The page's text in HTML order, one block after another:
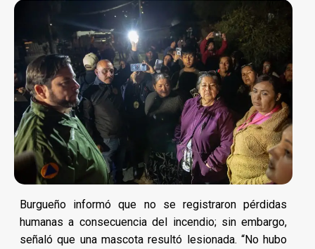
Burgueño informó que no se registraron pérdidas
humanas a consecuencia del incendio; sin embargo,
señaló que una mascota resultó lesionada. “No hubo